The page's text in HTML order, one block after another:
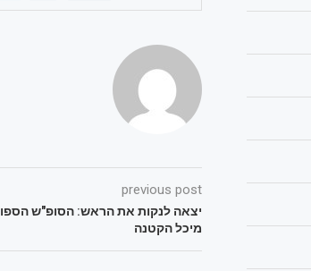
previous post
יצאה לנקות את הראש: הסופ"ש
מיכל הקטנה